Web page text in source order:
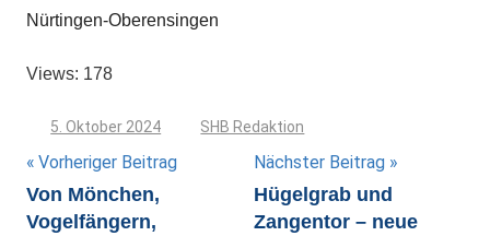
Nürtingen-Oberensingen
Views: 178
5. Oktober 2024 SHB Redaktion
Beitragsnavigation
Vorheriger Beitrag
Von Mönchen,
Vogelfängern,
Nächster Beitrag
Hügelgrab und
Zangentor – neue